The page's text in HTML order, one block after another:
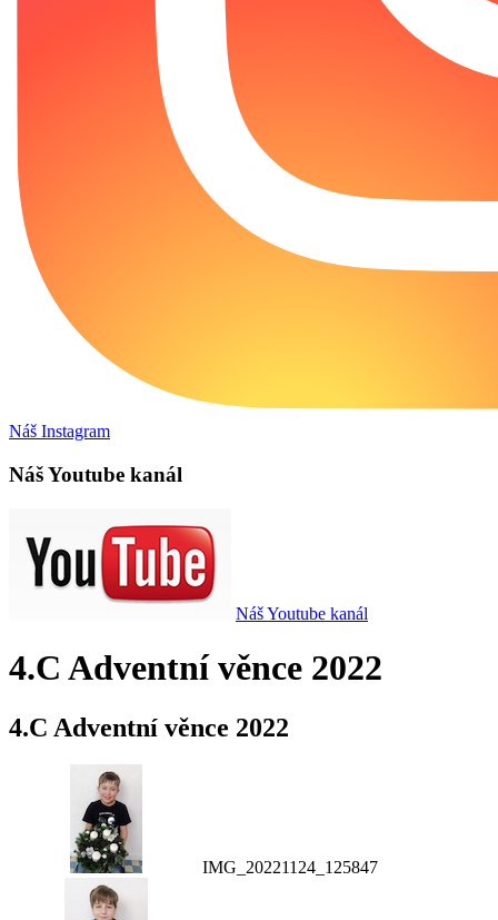
Náš Instagram
Náš Youtube kanál
Náš Youtube kanál
4.C Adventní věnce 2022
4.C Adventní věnce 2022
IMG_20221124_125847